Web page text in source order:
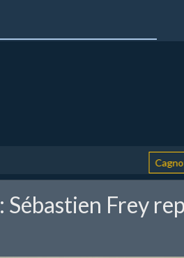
Cagnotte de
: Sébastien Frey